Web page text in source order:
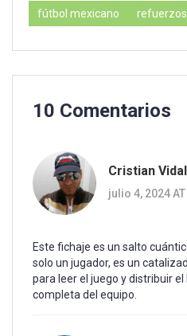
fútbol mexicano refuerzos
10 Comentarios
Cristian
julio 4, 2024
Este fichaje es un salto
solo un jugador, es un
para leer el juego y distribuir
completa del equipo.